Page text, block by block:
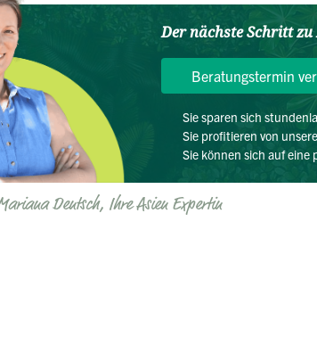
Der nächste Schritt
Beratungstermin
Sie sparen sich
Sie profitieren von
Sie können sich auf eine
Dentsch, Ihre Asien Expertin